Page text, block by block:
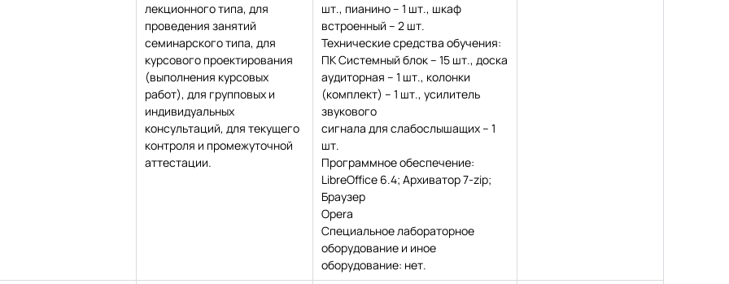
лекционного типа, для
проведения занятий
семинарского типа, для
курсового проектирования
(выполнения курсовых
работ), для групповых и
индивидуальных
консультаций, для текущего
контроля и промежуточной
аттестации.
шт., пианино – 1 шт., шкаф
встроенный – 2 шт.
Технические средства обучения:
ПК Системный блок – 15 шт., доска
аудиторная – 1 шт., колонки
(комплект) – 1 шт., усилитель
звукового
сигнала для слабослышащих – 1
шт.
Программное обеспечение:
LibreOffice 6.4; Архиватор 7-zip;
Браузер
Opera
Специальное лабораторное
оборудование и иное
оборудование: нет.